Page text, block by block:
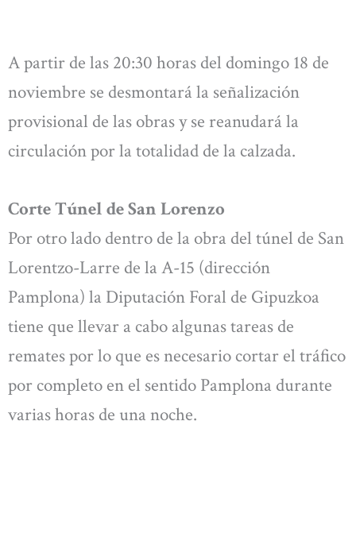
A partir de las 20:30 horas del domingo 18 de
noviembre se desmontará la señalización
provisional de las obras y se reanudará la
circulación por la totalidad de la calzada.
Corte Túnel de San Lorenzo
Por otro lado dentro de la obra del túnel de San
Lorentzo-Larre de la A-15 (dirección
Pamplona) la Diputación Foral de Gipuzkoa
tiene que llevar a cabo algunas tareas de
remates por lo que es necesario cortar el tráfico
por completo en el sentido Pamplona durante
varias horas de una noche.